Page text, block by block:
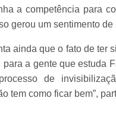
a competência para
gerou um sentimento
ainda que o fato de ter
para a gente que estuda
de
tem como ficar bem”,